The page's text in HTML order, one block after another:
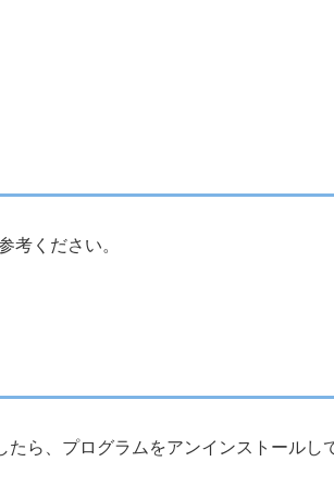
考ください。
ら、プログラムをアンインストールし